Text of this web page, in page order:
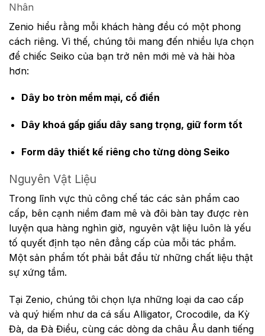
Nhân
Zenio hiểu rằng mỗi khách hàng đều có một phong
cách riêng. Vì thế, chúng tôi mang đến nhiều lựa chọn
để chiếc Seiko của bạn trở nên mới mẻ và hài hòa
hơn:
Dây bo tròn mềm mại, cổ điển
Dây khoá gấp giấu dây sang trọng, giữ form tốt
Form dây thiết kế riêng cho từng dòng Seiko
Nguyên Vật Liệu
Trong lĩnh vực thủ công chế tác các sản phẩm cao
cấp, bên cạnh niềm đam mê và đôi bàn tay được rèn
luyện qua hàng nghìn giờ, nguyên vật liệu luôn là yếu
tố quyết định tạo nên đẳng cấp của mỗi tác phẩm.
Một sản phẩm tốt phải bắt đầu từ những chất liệu thật
sự xứng tầm.
Tại Zenio, chúng tôi chọn lựa những loại da cao cấp
và quý hiếm như da cá sấu Alligator, Crocodile, da Kỳ
Đà, da Đà Điểu, cùng các dòng da châu Âu danh tiếng